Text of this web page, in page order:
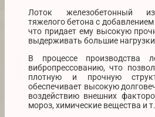
Лоток железобетонный
тяжелого бетона с
что придает ему высокую
выдерживать большие
В процессе производства
вибропрессованию, что
плотную и прочную
обеспечивает высокую
воздействию внешних
мороз, химические вещества и